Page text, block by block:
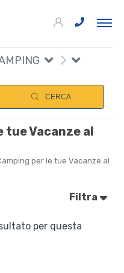
CERCA
tue Vacanze al
per le tue Vacanze al
Filtra
per questa